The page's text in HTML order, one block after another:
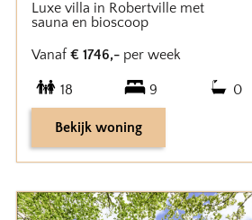
Luxe villa in Robertville met
sauna en bioscoop
Vanaf € 1746,- per week
18 9 0
Bekijk woning